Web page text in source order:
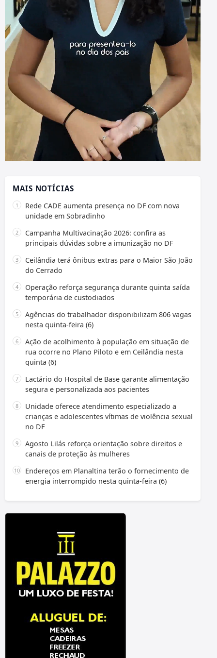
MAIS NOTÍCIAS
Rede CADE aumenta presença no DF com nova
unidade em Sobradinho
Campanha Multivacinação 2026: confira as
principais dúvidas sobre a imunização no DF
Ceilândia terá ônibus extras para o Maior São João
do Cerrado
Operação reforça segurança durante quinta saída
temporária de custodiados
Agências do trabalhador disponibilizam 806 vagas
nesta quinta-feira (6)
Ação de acolhimento à população em situação de
rua ocorre no Plano Piloto e em Ceilândia nesta
quinta (6)
Lactário do Hospital de Base garante alimentação
segura e personalizada aos pacientes
Unidade oferece atendimento especializado a
crianças e adolescentes vítimas de violência sexual
no DF
Agosto Lilás reforça orientação sobre direitos e
canais de proteção às mulheres
Endereços em Planaltina terão o fornecimento de
energia interrompido nesta quinta-feira (6)